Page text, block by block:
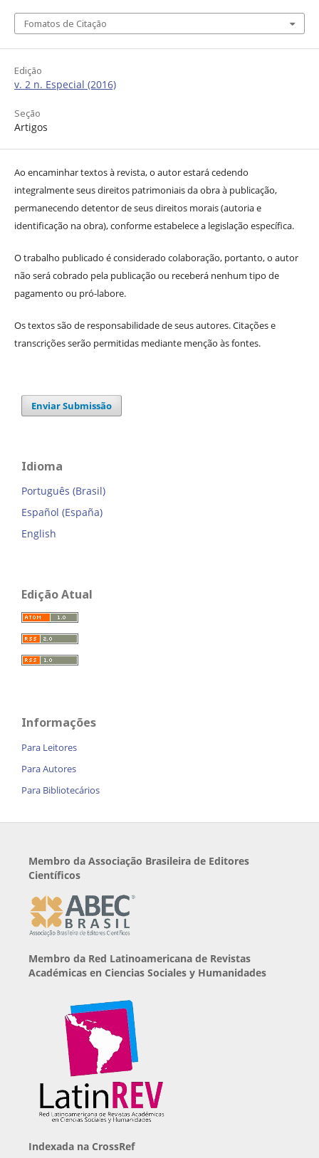
Fomatos de Citação
Edição
v. 2 n. Especial (2016)
Seção
Artigos
Ao encaminhar textos à revista, o autor estará cedendo
integralmente seus direitos patrimoniais da obra à publicação,
permanecendo detentor de seus direitos morais (autoria e
identificação na obra), conforme estabelece a legislação específica.
O trabalho publicado é considerado colaboração, portanto, o autor
não será cobrado pela publicação ou receberá nenhum tipo de
pagamento ou pró-labore.
Os textos são de responsabilidade de seus autores. Citações e
transcrições serão permitidas mediante menção às fontes.
Enviar Submissão
Idioma
Português (Brasil)
Español (España)
English
Edição Atual
Informações
Para Leitores
Para Autores
Para Bibliotecários
Membro da Associação Brasileira de Editores
Científicos
Membro da Red Latinoamericana de Revistas
Académicas en Ciencias Sociales y Humanidades
Indexada na CrossRef